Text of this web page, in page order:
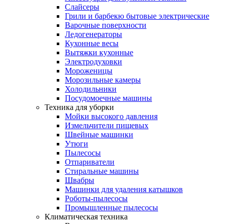
Слайсеры
Грили и барбекю бытовые электрические
Варочные поверхности
Ледогенераторы
Кухонные весы
Вытяжки кухонные
Электродуховки
Мороженицы
Морозильные камеры
Холодильники
Посудомоечные машины
Техника для уборки
Мойки высокого давления
Измельчители пищевых
Швейные машинки
Утюги
Пылесосы
Отпариватели
Стиральные машины
Швабры
Машинки для удаления катышков
Роботы-пылесосы
Промышленные пылесосы
Климатическая техника